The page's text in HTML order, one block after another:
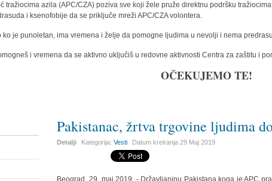
tražiocima azila (APC/CZA) poziva sve koji žele pruže direktnu podršku
i ksenofobije da se priključe mreži APC/CZA volontera.
ko je punoletan, ima vremena i želje da pomogne ljudima u nevolji i nema
i vremena da se aktivno uključiš u redovne aktivnosti Centra za zaštitu i
OČEKUJEMO TE!
Pakistanac, žrtva trgovine ljudima
Detalji Kategorija:Vesti Datum kreiranja29 Maj 2019
Beograd, 29. maj 2019. - Državljaninu Pakistana koga je APC